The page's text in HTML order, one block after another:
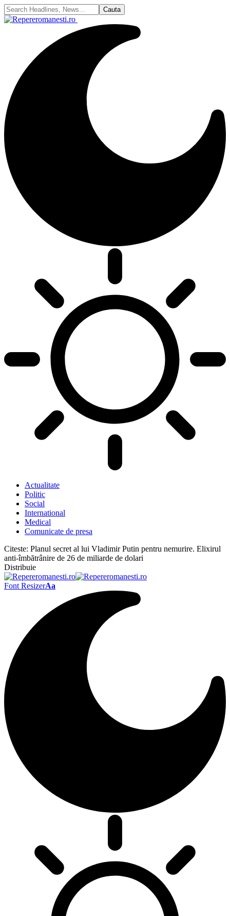
Actualitate
Politic
Social
International
Medical
Comunicate de presa
Citeste: Planul secret al lui Vladimir Putin pentru nemurire. Elixirul
anti-îmbătrânire de 26 de miliarde de dolari
Distribuie
Font ResizerAa